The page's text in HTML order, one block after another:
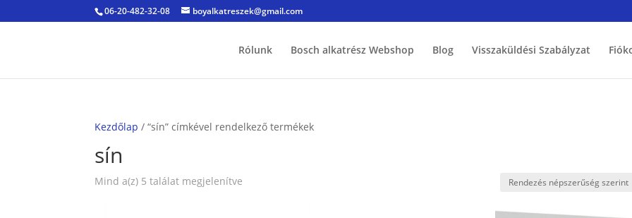
06-20-482-32-08 boyalkatreszek@gmail.com
Rólunk Bosch alkatrész Webshop Blog Visszaküldési Szabályzat
Kezdőlap / “sín” címkével rendelkező termékek
sín
Mind a(z) 5 találat megjelenítve